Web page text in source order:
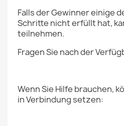
Falls der Gewinner einige
Schritte nicht erfüllt hat,
teilnehmen.
Fragen Sie nach der
Wenn Sie Hilfe brauchen,
in Verbindung setzen: